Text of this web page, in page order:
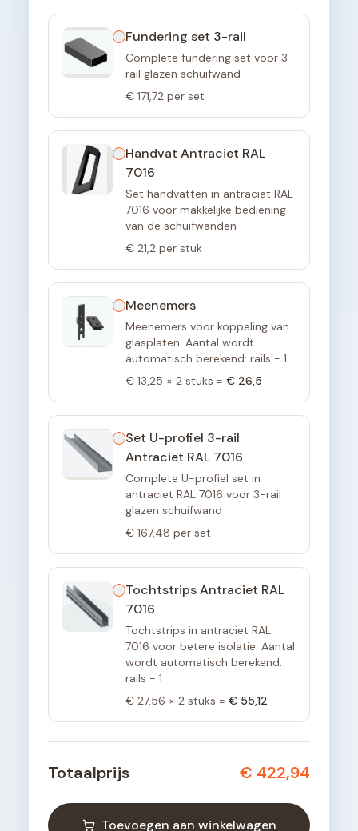
Fundering set 3-rail
Complete fundering set voor 3-
rail glazen schuifwand
€ 171,72 per set
Handvat Antraciet RAL
7016
Set handvatten in antraciet RAL
7016 voor makkelijke bediening
van de schuifwanden
€ 21,2 per stuk
Meenemers
Meenemers voor koppeling van
glasplaten. Aantal wordt
automatisch berekend: rails - 1
€ 13,25 × 2 stuks = € 26,5
Set U-profiel 3-rail
Antraciet RAL 7016
Complete U-profiel set in
antraciet RAL 7016 voor 3-rail
glazen schuifwand
€ 167,48 per set
Tochtstrips Antraciet RAL
7016
Tochtstrips in antraciet RAL
7016 voor betere isolatie. Aantal
wordt automatisch berekend:
rails - 1
€ 27,56 × 2 stuks = € 55,12
Totaalprijs € 422,94
Toevoegen aan winkelwagen